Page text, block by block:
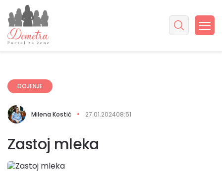
DOJENJE
Milena Kostić 27.01.202408:51
Zastoj mleka